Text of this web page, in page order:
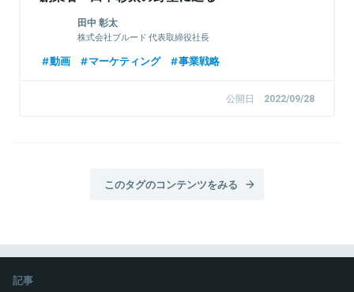
田中 彰太
株式会社ブルード 代表取締役社長
動画 マーケティング 事業戦略
公開日 2022/09/28
このタグのコンテンツをみる
記事